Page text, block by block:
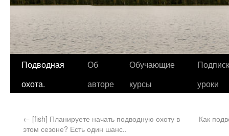
Подводная
охота.
Об
авторе
Обучающие
курсы
уроки
← [fish] Планируете начать подводную охоту в
этом сезоне? Есть один шанс..
Как